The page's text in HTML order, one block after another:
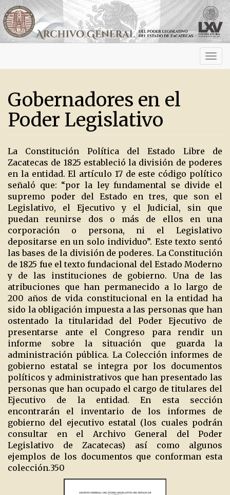
Gobernadores en el
Poder Legislativo
La Constitución Política del Estado Libre de
Zacatecas de 1825 estableció la división de poderes
en la entidad. El artículo 17 de este código político
señaló que: “por la ley fundamental se divide el
supremo poder del Estado en tres, que son el
Legislativo, el Ejecutivo y el Judicial, sin que
puedan reunirse dos o más de ellos en una
corporación o persona, ni el Legislativo
depositarse en un solo individuo”. Este texto sentó
las bases de la división de poderes. La Constitución
de 1825 fue el texto fundacional del Estado Moderno
y de las instituciones de gobierno. Una de las
atribuciones que han permanecido a lo largo de
200 años de vida constitucional en la entidad ha
sido la obligación impuesta a las personas que han
ostentado la titularidad del Poder Ejecutivo de
presentarse ante el Congreso para rendir un
informe sobre la situación que guarda la
administración pública. La Colección informes de
gobierno estatal se integra por los documentos
políticos y administrativos que han presentado las
personas que han ocupado el cargo de titulares del
Ejecutivo de la entidad. En esta sección
encontrarán el inventario de los informes de
gobierno del ejecutivo estatal (los cuales podrán
consultar en el Archivo General del Poder
Legislativo de Zacatecas) así como algunos
ejemplos de los documentos que conforman esta
colección.350